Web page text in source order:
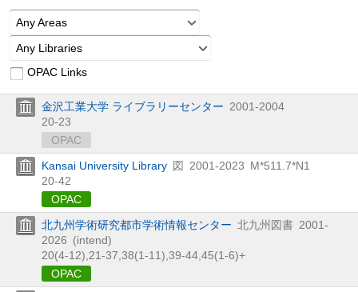
Any Areas
Any Libraries
OPAC Links
金沢工業大学 ライブラリーセンター 2001-2004
20-23
OPAC
Kansai University Library 図 2001-2023 M*511.7*N1
20-42
OPAC
北九州学術研究都市学術情報センター 北九州図書 2001-
2026 (intend)
20(4-12),21-37,38(1-11),39-44,45(1-6)+
OPAC